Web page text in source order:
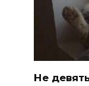
Не